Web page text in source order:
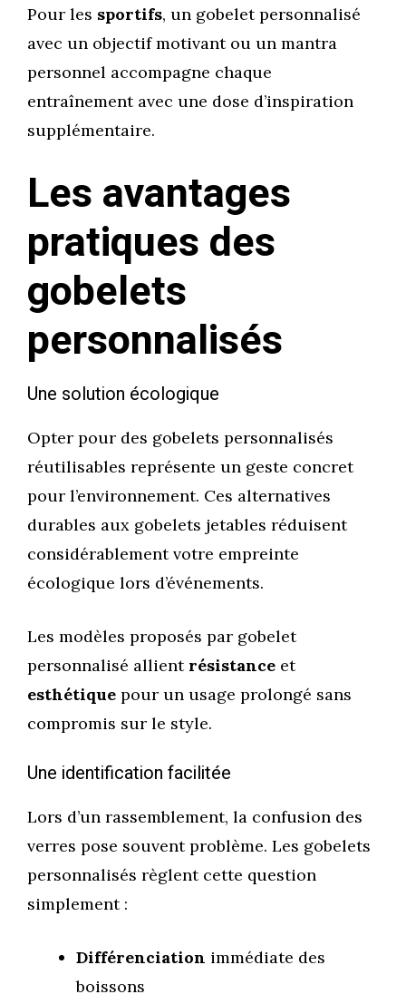
Pour les sportifs, un gobelet personnalisé
avec un objectif motivant ou un mantra
personnel accompagne chaque
entraînement avec une dose d’inspiration
supplémentaire.
Les avantages
pratiques des
gobelets
personnalisés
Une solution écologique
Opter pour des gobelets personnalisés
réutilisables représente un geste concret
pour l’environnement. Ces alternatives
durables aux gobelets jetables réduisent
considérablement votre empreinte
écologique lors d’événements.
Les modèles proposés par gobelet
personnalisé allient résistance et
esthétique pour un usage prolongé sans
compromis sur le style.
Une identification facilitée
Lors d’un rassemblement, la confusion des
verres pose souvent problème. Les gobelets
personnalisés règlent cette question
simplement :
Différenciation immédiate des
boissons